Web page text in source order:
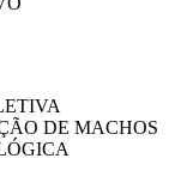
DE MACHOS